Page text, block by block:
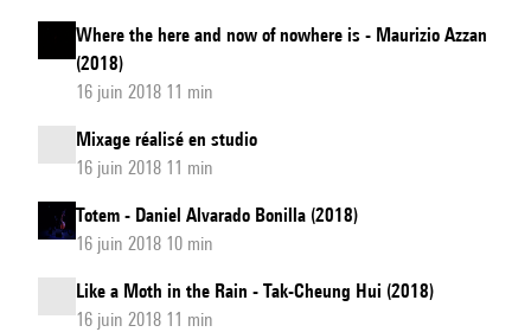
Where the here and now of nowhere is - Maurizio Azzan
(2018)
16 juin 2018 11 min
Mixage réalisé en studio
16 juin 2018 11 min
Totem - Daniel Alvarado Bonilla (2018)
16 juin 2018 10 min
Like a Moth in the Rain - Tak-Cheung Hui (2018)
16 juin 2018 11 min